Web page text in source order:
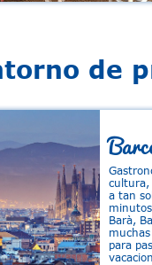
de
cultura,
a tan
Barà,
para